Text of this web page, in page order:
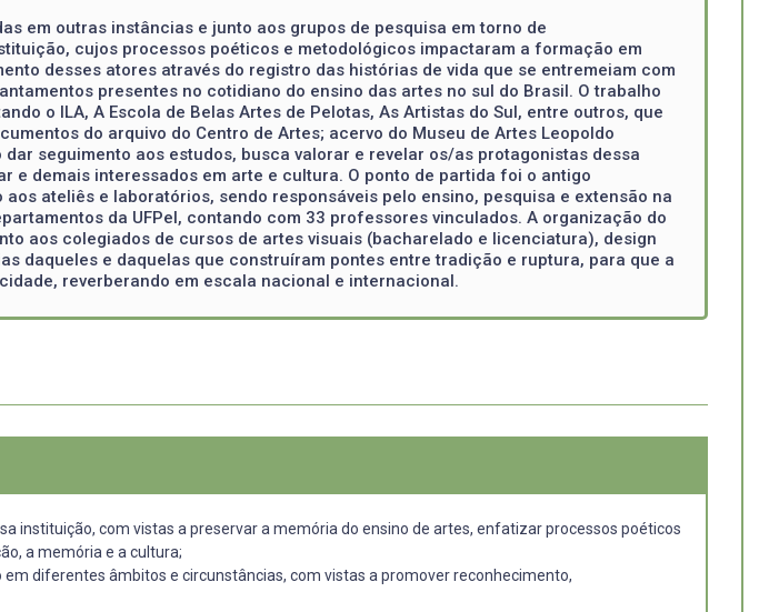
em outras instâncias e junto aos grupos de pesquisa em torno de
cujos processos poéticos e metodológicos impactaram a formação em
desses atores através do registro das histórias de vida que se entremeiam com
presentes no cotidiano do ensino das artes no sul do Brasil. O trabalho
o ILA, A Escola de Belas Artes de Pelotas, As Artistas do Sul, entre outros, que
do arquivo do Centro de Artes; acervo do Museu de Artes Leopoldo
seguimento aos estudos, busca valorar e revelar os/as protagonistas dessa
demais interessados em arte e cultura. O ponto de partida foi o antigo
ateliês e laboratórios, sendo responsáveis pelo ensino, pesquisa e extensão na
da UFPel, contando com 33 professores vinculados. A organização do
aos colegiados de cursos de artes visuais (bacharelado e licenciatura), design
daqueles e daquelas que construíram pontes entre tradição e ruptura, para que a
reverberando em escala nacional e internacional.
instituição, com vistas a preservar a memória do ensino de artes, enfatizar processos poéticos
a memória e a cultura;
diferentes âmbitos e circunstâncias, com vistas a promover reconhecimento,